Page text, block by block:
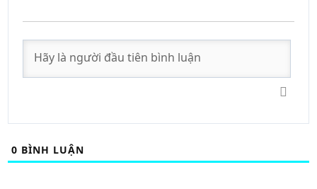
0 BÌNH LUẬN